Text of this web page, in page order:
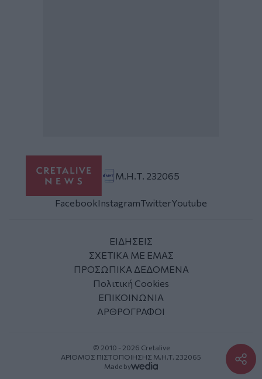
Μ.Η.Τ. 232065
FacebookInstagramTwitterYoutube
ΕΙΔΗΣΕΙΣ
ΣΧΕΤΙΚΑ ΜΕ ΕΜΑΣ
ΠΡΟΣΩΠΙΚΑ ΔΕΔΟΜΕΝΑ
Πολιτική Cookies
ΕΠΙΚΟΙΝΩΝΙΑ
ΑΡΘΡΟΓΡΑΦΟΙ
© 2010 - 2026 Cretalive
ΑΡΙΘΜΟΣ ΠΙΣΤΟΠΟΙΗΣΗΣ Μ.Η.Τ. 232065
Made by